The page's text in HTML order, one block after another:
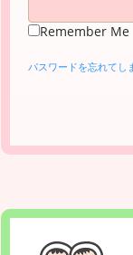
Remember Me
パスワードを忘れてし